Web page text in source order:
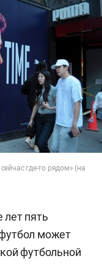
где-то рядом» (на
пять
может
футбольной